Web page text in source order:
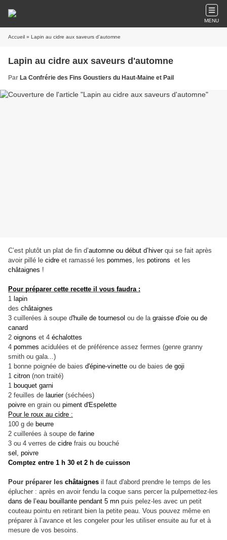
MENU
Accueil » Lapin au cidre aux saveurs d'automne
Lapin au cidre aux saveurs d'automne
Par La Confrérie des Fins Goustiers du Haut-Maine et Pail
C’est plutôt un plat de fin d’automne ou début d’hiverqui se fait après
avoir pillé le cidre et ramassé les pommes, les potirons et les
châtaignes !
Pour préparer cette recette il vous faudra :
1 lapin
des châtaignes
3 cuillerées à soupe d'huile de tournesol ou de la graisse d'oie ou de
canard
2 oignons et 4 échalottes
4 pommes acidulées et de préférence assez fermes (genre granny
smith ou gala...)
1 bonne poignée de baies d'épine-vinette ou de baies de goji
1 citron (non traité)
1 bouquet garni
2 feuilles de laurier(séchées)
poivre en grain ou piment d'Espelette
Pour le roux au cidre :
100 g de beurre
2 cuillerées à soupe de farine
3 ou 4 verres de cidre frais ou bouché
sel, poivre
Comptez entre 1 h 30 et 2 h de cuisson
Pour préparer les châtaignes il faut d'abord prendre le temps de les
éplucher : après en avoir fendu la coque sans percer la pulpemettez-les
dans de l’eau bouillante pendant 5 mn puis pelez-les avec un petit
couteau pointu en retirant bien la petite peau. Vous pouvez même en
préparer à l’avance et les congeler pour les utiliser ensuite au fur et à
mesure de vos besoins.